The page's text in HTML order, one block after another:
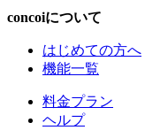
concoiについて
はじめての方へ
機能一覧
料金プラン
ヘルプ